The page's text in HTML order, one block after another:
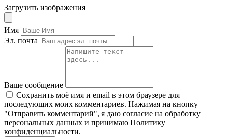
Загрузить изображения
Имя
Эл. почта
Ваше сообщение
Сохранить моё имя и email в этом браузере для
последующих моих комментариев. Нажимая на кнопку
"Отправить комментарий", я даю согласие на обработку
персональных данных и принимаю Политику
конфиденциальности.